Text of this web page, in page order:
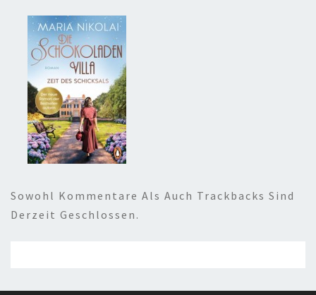
Sowohl Kommentare Als Auch Trackbacks Sind
Derzeit Geschlossen.